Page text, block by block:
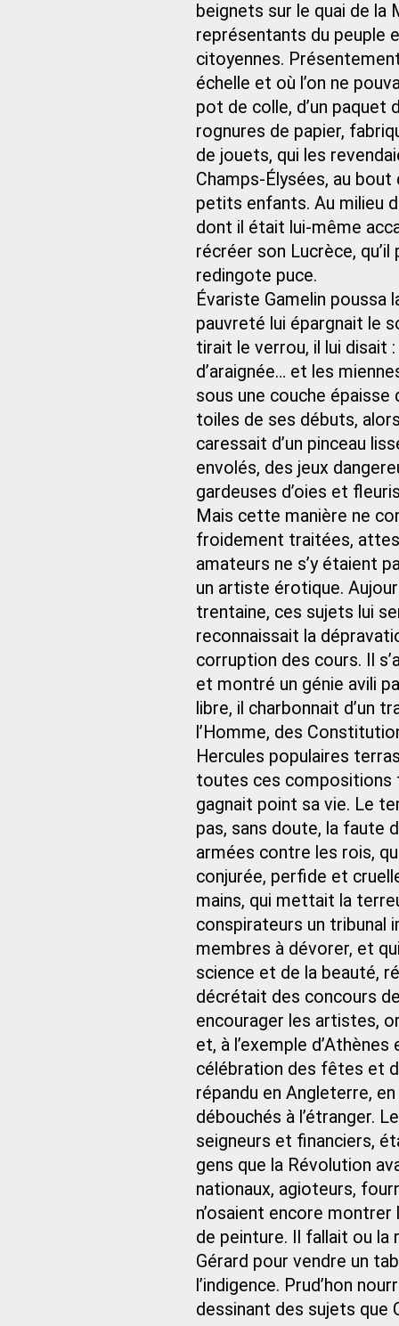
beignets sur le quai de la
représentants du peuple
citoyennes.
échelle et où l’on ne
pot de colle, d’un paquet
rognures de papier,
de jouets, qui les
Champs-Élysées, au
petits enfants. Au milieu
dont il était lui-même
récréer son Lucrèce,
redingote puce.
Évariste Gamelin poussa
pauvreté lui épargnait le
tirait le verrou, il lui disait
d’araignée… et les
sous une couche
toiles de ses débuts,
caressait d’un pinceau
envolés, des jeux
gardeuses d’oies et
Mais cette manière ne
froidement traitées,
amateurs ne s’y étaient
un artiste érotique.
trentaine, ces sujets lui
reconnaissait la
corruption des cours. Il
et montré un génie avili
libre, il charbonnait d’un
l’Homme, des
Hercules populaires
toutes ces compositions
gagnait point sa vie. Le
pas, sans doute, la faute
armées contre les rois,
conjurée, perfide et
mains, qui mettait la
conspirateurs un tribunal
membres à dévorer, et
science et de la beauté,
décrétait des concours
encourager les artistes,
et, à l’exemple
célébration des fêtes et
répandu en Angleterre,
débouchés à l’étranger.
seigneurs et financiers,
gens que la Révolution
nationaux, agioteurs,
n’osaient encore
de peinture. Il fallait ou la
Gérard pour vendre un
l’indigence. Prud’hon
dessinant des sujets que